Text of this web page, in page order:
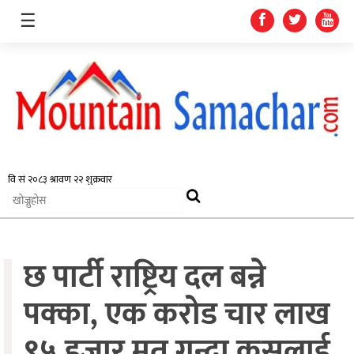
समाचार
प्रदेश
अर्थतन्त्र
स्वास्थ्य
अन्तर्राष्ट्रिय
☰
छ पार्टी राष्ट्रिय दल बन्ने
पक्का, एक करोड चार लाख